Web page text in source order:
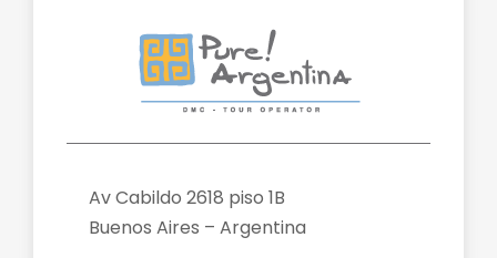
Av Cabildo 2618 piso 1B
Buenos Aires – Argentina